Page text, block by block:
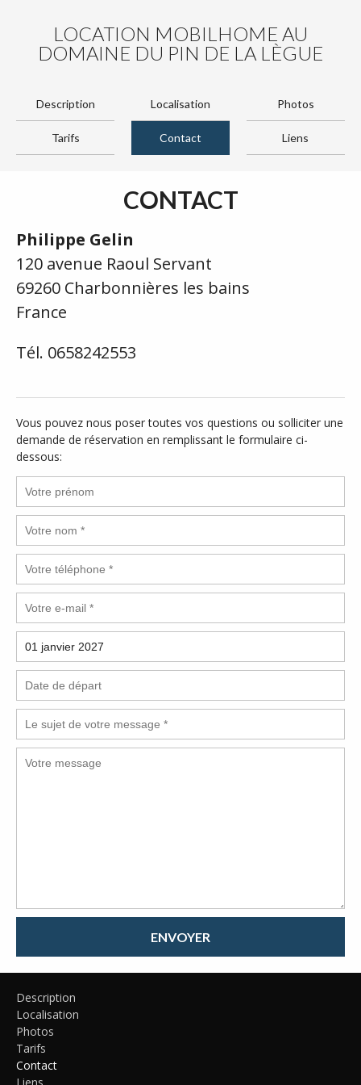
LOCATION MOBILHOME AU
DOMAINE DU PIN DE LA LÈGUE
Description Localisation Photos
Tarifs Contact Liens
CONTACT
Philippe Gelin
120 avenue Raoul Servant
69260 Charbonnières les bains
France
Tél. 0658242553
Vous pouvez nous poser toutes vos questions ou solliciter une
demande de réservation en remplissant le formulaire ci-
dessous:
ENVOYER
Description
Localisation
Photos
Tarifs
Contact